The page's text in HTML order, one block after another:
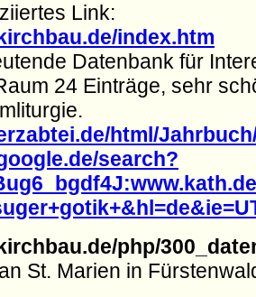
Link:
index.htm
Datenbank für
24 Einträge, sehr
html/
search?
php/
St. Marien in